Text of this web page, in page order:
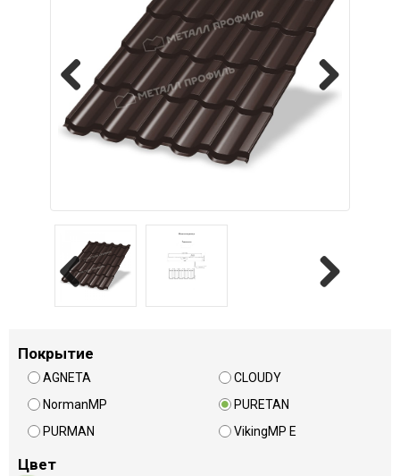
Previous Next
Previous
Покрытие
AGNETA
CLOUDY
NormanMP
PURETAN
PURMAN
VikingMP E
Цвет